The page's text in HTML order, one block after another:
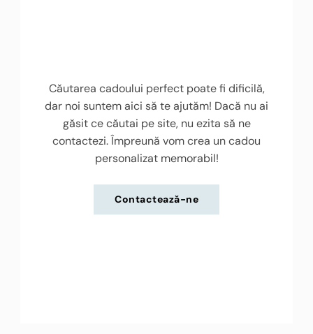
Căutarea cadoului perfect poate fi dificilă,
dar noi suntem aici să te ajutăm! Dacă nu ai
găsit ce căutai pe site, nu ezita să ne
contactezi. Împreună vom crea un cadou
personalizat memorabil!
Contactează-ne